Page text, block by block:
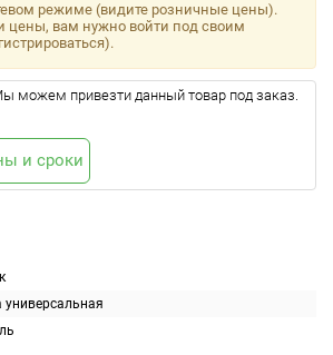
универсальная
режиме (видите розничные цены).
цены, вам нужно войти под своим
можем привезти данный товар под заказ.
и сроки